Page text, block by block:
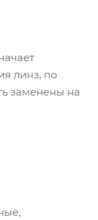
линз, по
заменены на